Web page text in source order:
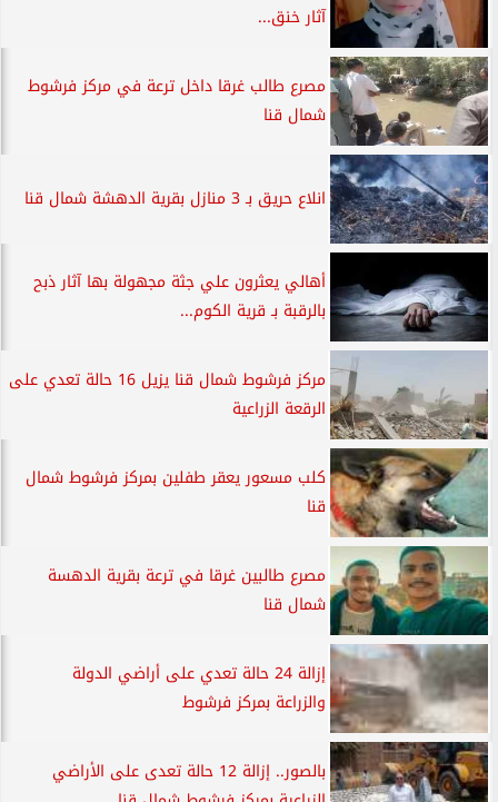
آثار خنق...
مصرع طالب غرقا داخل ترعة في مركز فرشوط
شمال قنا
انلاع حريق بـ 3 منازل بقرية الدهشة شمال قنا
أهالي يعثرون علي جثة مجهولة بها آثار ذبح
بالرقبة بـ قرية الكوم...
مركز فرشوط شمال قنا يزيل 16 حالة تعدي على
الرقعة الزراعية
كلب مسعور يعقر طفلين بمركز فرشوط شمال
قنا
مصرع طالبين غرقا في ترعة بقرية الدهسة
شمال قنا
إزالة 24 حالة تعدي على أراضي الدولة
والزراعة بمركز فرشوط
بالصور.. إزالة 12 حالة تعدى على الأراضي